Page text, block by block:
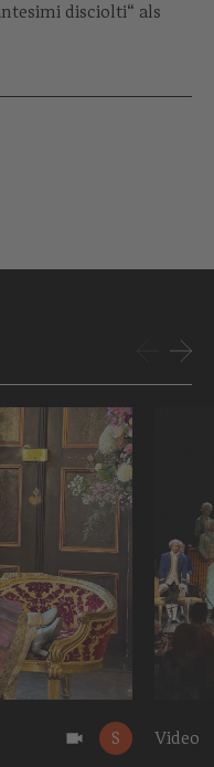
disciolti“ als
S Video